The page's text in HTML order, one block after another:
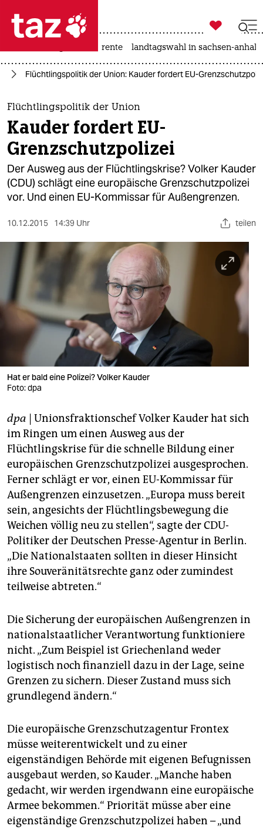
 taz zahl ich
taz zahl ich
themen
politik
öko
gesellschaft
sport
berlin
nord
wahrheit
verlag
verlag
veranstaltungen
shop
fragen & hilfe
unterstützen
abo
genossenschaft
epaper login

taz zahl ich
rente landtagswahl in sachsen-anhalt
Flüchtlingspolitik der Union: Kauder fordert EU-
Flüchtlingspolitik der Union
Kauder fordert EU-
Grenzschutzpolizei
Der Ausweg aus der Flüchtlingskrise? Volker Kauder
(CDU) schlägt eine europäische Grenzschutzpolizei
vor. Und einen EU-Kommissar für Außengrenzen.
10.12.2015 14:39 Uhr teilen
Hat er bald eine Polizei? Volker Kauder
Foto: dpa
dpa | Unionsfraktionschef Volker Kauder hat sich
im Ringen um einen Ausweg aus der
Flüchtlingskrise für die schnelle Bildung einer
europäischen Grenzschutzpolizei ausgesprochen.
Ferner schlägt er vor, einen EU-Kommissar für
Außengrenzen einzusetzen. „Europa muss bereit
sein, angesichts der Flüchtlingsbewegung die
Weichen völlig neu zu stellen“, sagte der CDU-
Politiker der Deutschen Presse-Agentur in Berlin.
„Die Nationalstaaten sollten in dieser Hinsicht
ihre Souveränitätsrechte ganz oder zumindest
teilweise abtreten.“
Die Sicherung der europäischen Außengrenzen in
nationalstaatlicher Verantwortung funktioniere
nicht. „Zum Beispiel ist Griechenland weder
logistisch noch finanziell dazu in der Lage, seine
Grenzen zu sichern. Dieser Zustand muss sich
grundlegend ändern.“
Die europäische Grenzschutzagentur Frontex
müsse weiterentwickelt und zu einer
eigenständigen Behörde mit eigenen Befugnissen
ausgebaut werden, so Kauder. „Manche haben
gedacht, wir werden irgendwann eine europäische
Armee bekommen.“ Priorität müsse aber eine
eigenständige Grenzschutzpolizei haben – „und